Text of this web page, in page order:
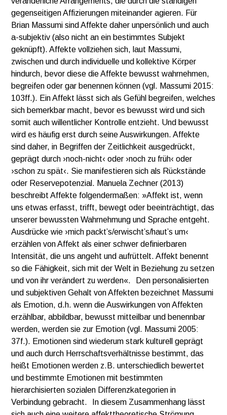
gegenseitigen Affizierungen miteinander agieren. Für
Brian Massumi sind Affekte daher unpersönlich und auch
a-subjektiv (also nicht an ein bestimmtes Subjekt
geknüpft). Affekte vollziehen sich, laut Massumi,
zwischen und durch individuelle und kollektive Körper
hindurch, bevor diese die Affekte bewusst wahrnehmen,
begreifen oder gar benennen können (vgl. Massumi 2015:
103ff.). Ein Affekt lässt sich als Gefühl begreifen, welches
sich bemerkbar macht, bevor es bewusst wird und sich
somit auch willentlicher Kontrolle entzieht. Und bewusst
wird es häufig erst durch seine Auswirkungen. Affekte
sind daher, in Begriffen der Zeitlichkeit ausgedrückt,
geprägt durch ›noch-nicht‹ oder ›noch zu früh‹ oder
›schon zu spät‹. Sie manifestieren sich als Rückstände
oder Reservepotenzial. Manuela Zechner (2013)
beschreibt Affekte folgendermaßen: »Affekt ist, wenn
uns etwas erfasst, trifft, bewegt oder beeinträchtigt, das
unserer bewussten Wahrnehmung und Sprache entgeht.
Ausdrücke wie ›mich packt’s/erwischt’s/haut’s um‹
erzählen von Affekt als einer schwer definierbaren
Intensität, die uns angeht und aufrüttelt. Affekt benennt
so die Fähigkeit, sich mit der Welt in Beziehung zu setzen
und von ihr verändert zu werden«. Den personalisierten
und subjektiven Gehalt von Affekten bezeichnet Massumi
als Emotion, d.h. wenn die Auswirkungen von Affekten
erzählbar, abbildbar, bewusst mitteilbar und benennbar
werden, werden sie zur Emotion (vgl. Massumi 2005:
37f.). Emotionen sind wiederum stark kulturell geprägt
und auch durch Herrschaftsverhältnisse bestimmt, das
heißt Emotionen werden z.B. unterschiedlich bewertet
und bestimmte Emotionen mit bestimmten
hierarchisierten sozialen Differenzkategorien in
Verbindung gebracht. In diesem Zusammenhang lässt